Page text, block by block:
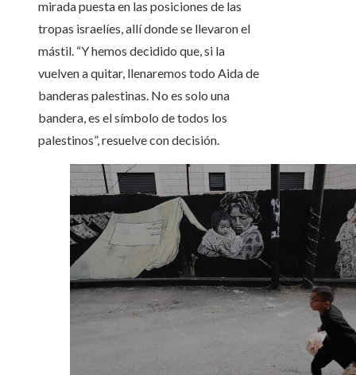
mirada puesta en las posiciones de las
tropas israelíes, allí donde se llevaron el
mástil. “Y hemos decidido que, si la
vuelven a quitar, llenaremos todo Aida de
banderas palestinas. No es solo una
bandera, es el símbolo de todos los
palestinos”, resuelve con decisión.